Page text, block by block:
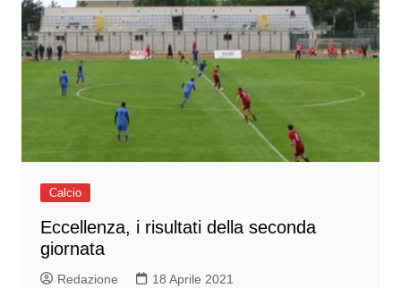
Calcio
Eccellenza, i risultati della seconda
giornata
Redazione 18 Aprile 2021